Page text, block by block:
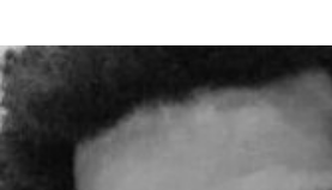
多个职务，包括国际艺术策展
这一职位的热门人选。不过薪
中的重要障碍，因为摩根在迪
明显高于巴尔肖。泰特美术馆主
（Roland Rudd）向《卫报》